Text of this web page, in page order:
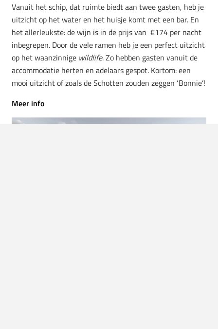
Vanuit het schip, dat ruimte biedt aan twee gasten, heb je
uitzicht op het water en het huisje komt met een bar. En
het allerleukste: de wijn is in de prijs van €174 per nacht
inbegrepen. Door de vele ramen heb je een perfect uitzicht
op het waanzinnige wildlife. Zo hebben gasten vanuit de
accommodatie herten en adelaars gespot. Kortom: een
mooi uitzicht of zoals de Schotten zouden zeggen ‘Bonnie’!
Meer info